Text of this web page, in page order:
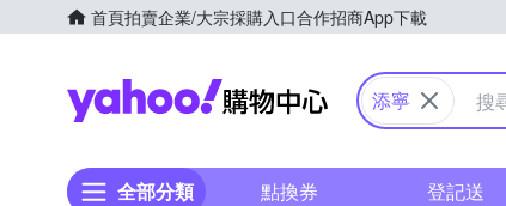
首頁拍賣企業/大宗採購入口合作招商App下載
Yahoo購物中心
添寧
全部分類 點換券 登記送